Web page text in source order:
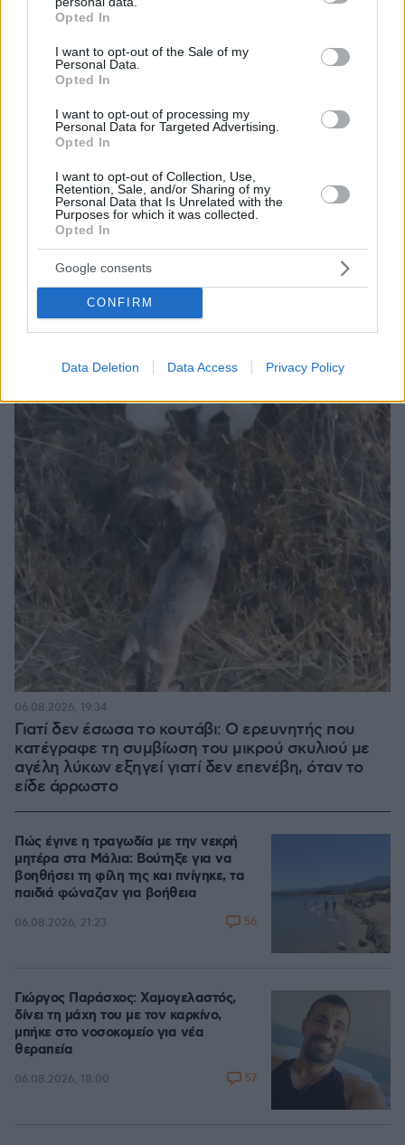
grant or deny consent to Google and its third-party tags to
use your data for below specified purposes in below Google
consent section.
Opted In
I want to opt-out of the Sale of my
Personal Data.
Opted In
I want to opt-out of processing my
Personal Data for Targeted Advertising.
Opted In
I want to opt-out of Collection, Use,
Retention, Sale, and/or Sharing of my
Personal Data that Is Unrelated with the
Purposes for which it was collected.
Opted In
Google consents
CONFIRM
Data Deletion Data Access Privacy Policy
Χρίστος Κούγιας: Η προσωπική μου ζωή δεν
μπορεί να είναι αντικείμενο φημών ή σεναρίων
που παρουσιάζονται ως πραγματικά γεγονότα
06.08.2026, 22:24
Γιατί δεν έσωσα το κουτάβι: Ο ερευνητής που
κατέγραφε τη συμβίωση του μικρού σκυλιού με
αγέλη λύκων εξηγεί γιατί δεν επενέβη, όταν το
είδε άρρωστο
06.08.2026, 19:34
Πώς έγινε η τραγωδία με την νεκρή
μητέρα στα Μάλια: Βούτηξε για να
βοηθήσει τη φίλη της και πνίγηκε, τα
παιδιά φώναζαν για βοήθεια
06.08.2026, 21:23 56
Γιώργος Παράσχος: Χαμογελαστός,
δίνει τη μάχη του με τον καρκίνο,
μπήκε στο νοσοκομείο για νέα
θεραπεία
06.08.2026, 18:00 57